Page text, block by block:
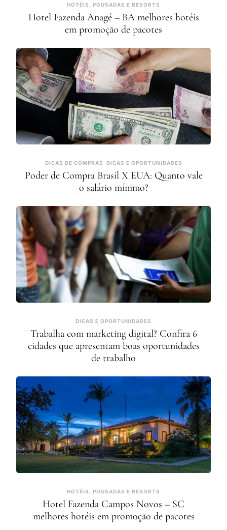
HOTÉIS, POUSADAS E RESORTS
Hotel Fazenda Anagé – BA melhores hotéis
em promoção de pacotes
DICAS DE COMPRAS DICAS E OPORTUNIDADES
Poder de Compra Brasil X EUA: Quanto vale
o salário mínimo?
DICAS E OPORTUNIDADES
Trabalha com marketing digital? Confira 6
cidades que apresentam boas oportunidades
de trabalho
HOTÉIS, POUSADAS E RESORTS
Hotel Fazenda Campos Novos – SC
melhores hotéis em promoção de pacotes